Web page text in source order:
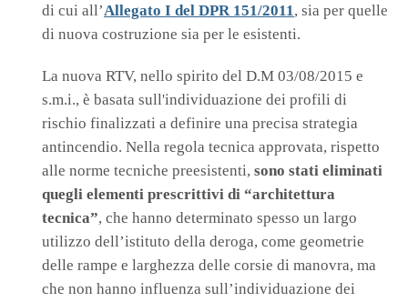
di cui all’Allegato I del DPR 151/2011, sia per quelle
di nuova costruzione sia per le esistenti.
La nuova RTV, nello spirito del D.M 03/08/2015 e
s.m.i., è basata sull'individuazione dei profili di
rischio finalizzati a definire una precisa strategia
antincendio. Nella regola tecnica approvata, rispetto
alle norme tecniche preesistenti, sono stati eliminati
quegli elementi prescrittivi di “architettura
tecnica”, che hanno determinato spesso un largo
utilizzo dell’istituto della deroga, come geometrie
delle rampe e larghezza delle corsie di manovra, ma
che non hanno influenza sull’individuazione dei